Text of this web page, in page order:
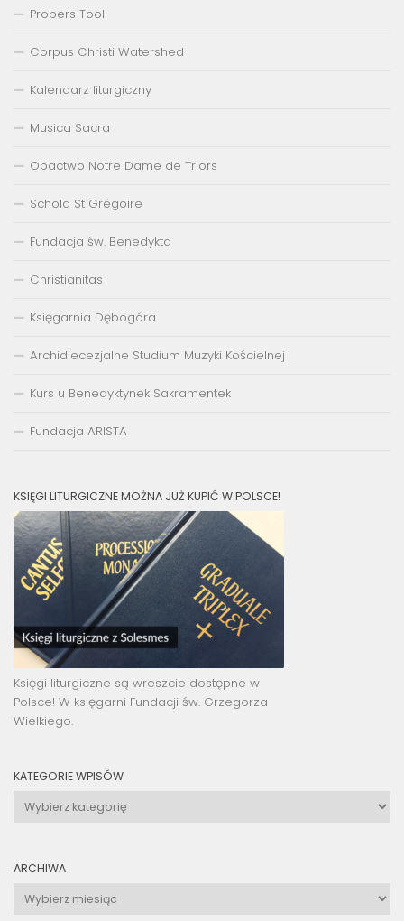
Propers Tool
Corpus Christi Watershed
Kalendarz liturgiczny
Musica Sacra
Opactwo Notre Dame de Triors
Schola St Grégoire
Fundacja św. Benedykta
Christianitas
Księgarnia Dębogóra
Archidiecezjalne Studium Muzyki Kościelnej
Kurs u Benedyktynek Sakramentek
Fundacja ARISTA
KSIĘGI LITURGICZNE MOŻNA JUŻ KUPIĆ W POLSCE!
Księgi liturgiczne są wreszcie dostępne w
Polsce! W księgarni Fundacji św. Grzegorza
Wielkiego.
KATEGORIE WPISÓW
Kategorie
wpisów
ARCHIWA
Archiwa